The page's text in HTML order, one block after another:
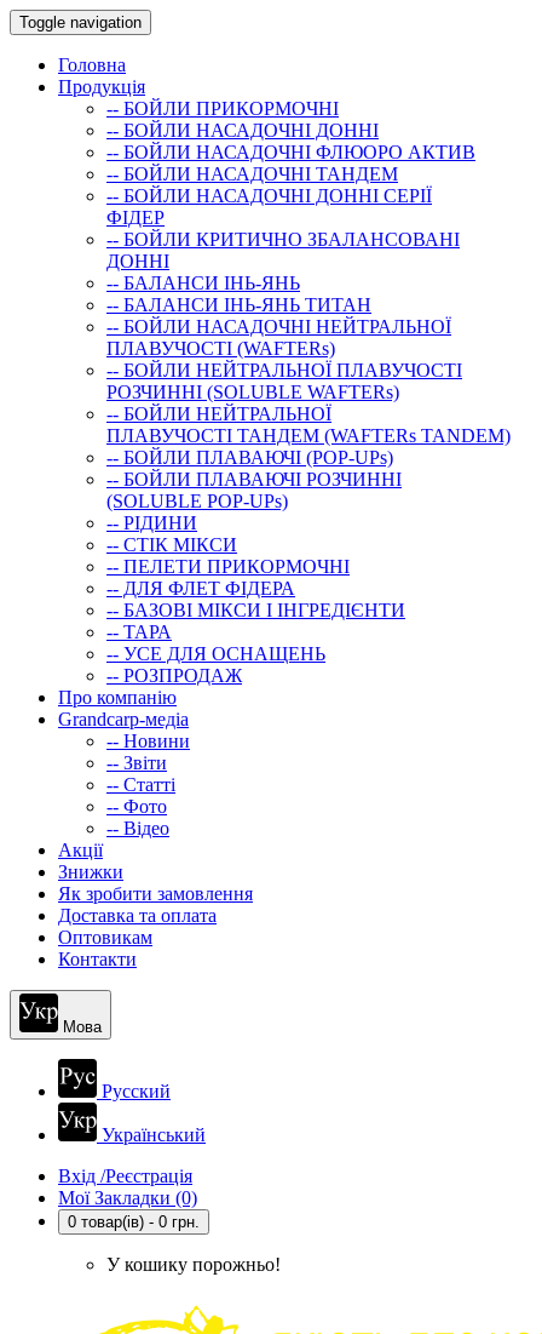
Toggle navigation
Головна
Продукція
-- БОЙЛИ ПРИКОРМОЧНI
-- БОЙЛИ НАСАДОЧНI ДОННI
-- БОЙЛИ НАСАДОЧНІ ФЛЮОРО АКТИВ
-- БОЙЛИ НАСАДОЧНІ ТАНДЕМ
-- БОЙЛИ НАСАДОЧНI ДОННI СЕРIÏ
ФIДЕР
-- БОЙЛИ КРИТИЧНО ЗБАЛАНСОВАНІ
ДОННІ
-- БАЛАНСИ ІНЬ-ЯНЬ
-- БАЛАНСИ ІНЬ-ЯНЬ ТИТАН
-- БОЙЛИ НАСАДОЧНI НЕЙТРАЛЬНОÏ
ПЛАВУЧОСТI (WAFTERs)
-- БОЙЛИ НЕЙТРАЛЬНОЇ ПЛАВУЧОСТІ
РОЗЧИННІ (SOLUBLE WAFTERs)
-- БОЙЛИ НЕЙТРАЛЬНОЇ
ПЛАВУЧОСТІ ТАНДЕМ (WAFTERs TANDEM)
-- БОЙЛИ ПЛАВАЮЧІ (POP-UPs)
-- БОЙЛИ ПЛАВАЮЧI РОЗЧИННI
(SOLUBLE POP-UPs)
-- РIДИНИ
-- СТIК МIКСИ
-- ПЕЛЕТИ ПРИКОРМОЧНІ
-- ДЛЯ ФЛЕТ ФІДЕРА
-- БАЗОВІ МІКСИ І ІНГРЕДІЄНТИ
-- ТАРА
-- УСЕ ДЛЯ ОСНАЩЕНЬ
-- РОЗПРОДАЖ
Про компанію
Grandcarp-медіа
-- Новини
-- Звіти
-- Статті
-- Фото
-- Відео
Акції
Знижки
Як зробити замовлення
Доставка та оплата
Оптовикам
Контакти
Мова
Русский
Український
Вхід /Реєстрація
Мої Закладки (0)
0 товар(ів) - 0 грн.
У кошику порожньо!